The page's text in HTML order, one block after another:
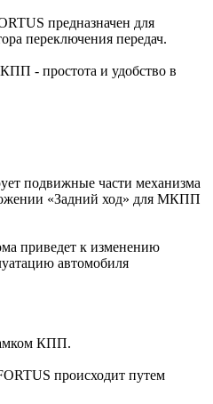
предназначен для
переключения передач.
- простота и удобство в
подвижные части механизма
«Задний ход» для МКПП
приведет к изменению
автомобиля
КПП.
происходит путем